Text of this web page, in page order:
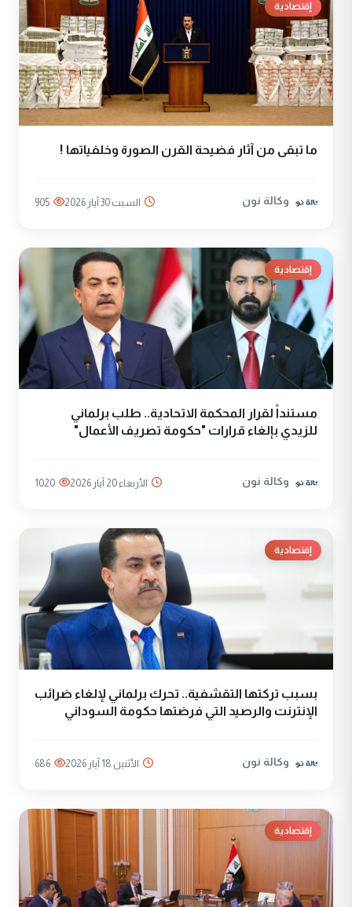
إقتصادية
ما تبقى من آثار فضيحة القرن الصورة وخلفياتها !
وكالة نون السبت 30 آيار 2026 905
إقتصادية
مستنداً لقرار المحكمة الاتحادية.. طلب برلماني
للزيدي بإلغاء قرارات "حكومة تصريف الأعمال"
وكالة نون الأربعاء 20 آيار 2026 1020
إقتصادية
بسبب تركتها التقشفية.. تحرك برلماني لإلغاء ضرائب
الإنترنت والرصيد التي فرضتها حكومة السوداني
وكالة نون الأثنين 18 آيار 2026 686
إقتصادية